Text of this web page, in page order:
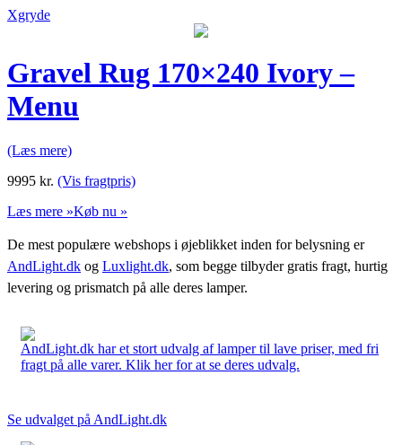
Xgryde
Gravel Rug 170×240 Ivory –
Menu
(Læs mere)
9995 kr. (Vis fragtpris)
Læs mere »Køb nu »
De mest populære webshops i øjeblikket inden for belysning er
AndLight.dk og Luxlight.dk, som begge tilbyder gratis fragt, hurtig
levering og prismatch på alle deres lamper.
AndLight.dk har et stort udvalg af lamper til lave priser, med fri
fragt på alle varer. Klik her for at se deres udvalg.
Se udvalget på AndLight.dk